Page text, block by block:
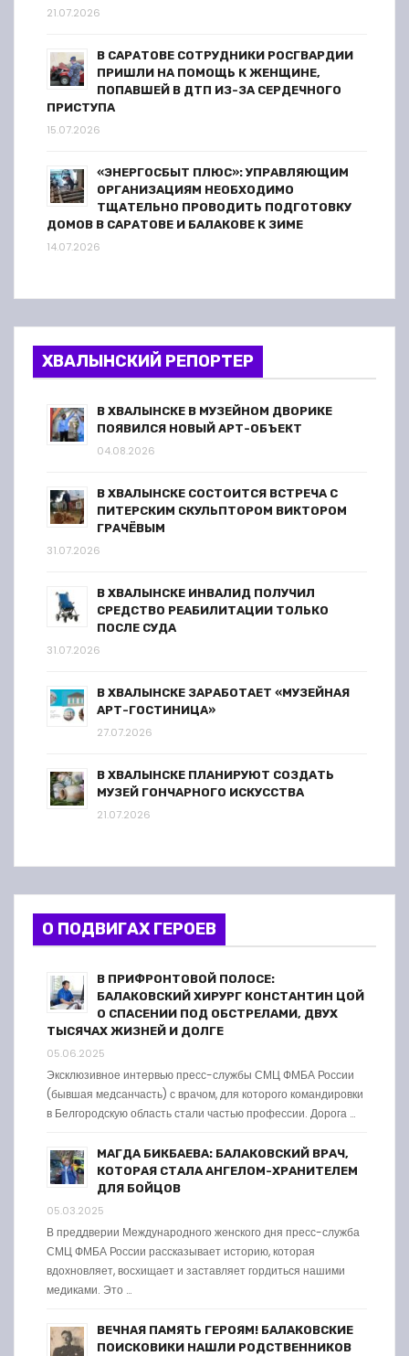
21.07.2026
В САРАТОВЕ СОТРУДНИКИ РОСГВАРДИИ
ПРИШЛИ НА ПОМОЩЬ К ЖЕНЩИНЕ,
ПОПАВШЕЙ В ДТП ИЗ-ЗА СЕРДЕЧНОГО
ПРИСТУПА
15.07.2026
«ЭНЕРГОСБЫТ ПЛЮС»: УПРАВЛЯЮЩИМ
ОРГАНИЗАЦИЯМ НЕОБХОДИМО
ТЩАТЕЛЬНО ПРОВОДИТЬ ПОДГОТОВКУ
ДОМОВ В САРАТОВЕ И БАЛАКОВЕ К ЗИМЕ
14.07.2026
ХВАЛЫНСКИЙ РЕПОРТЕР
В ХВАЛЫНСКЕ В МУЗЕЙНОМ ДВОРИКЕ
ПОЯВИЛСЯ НОВЫЙ АРТ-ОБЪЕКТ
04.08.2026
В ХВАЛЫНСКЕ СОСТОИТСЯ ВСТРЕЧА С
ПИТЕРСКИМ СКУЛЬПТОРОМ ВИКТОРОМ
ГРАЧЁВЫМ
31.07.2026
В ХВАЛЫНСКЕ ИНВАЛИД ПОЛУЧИЛ
СРЕДСТВО РЕАБИЛИТАЦИИ ТОЛЬКО
ПОСЛЕ СУДА
31.07.2026
В ХВАЛЫНСКЕ ЗАРАБОТАЕТ «МУЗЕЙНАЯ
АРТ-ГОСТИНИЦА»
27.07.2026
В ХВАЛЫНСКЕ ПЛАНИРУЮТ СОЗДАТЬ
МУЗЕЙ ГОНЧАРНОГО ИСКУССТВА
21.07.2026
О ПОДВИГАХ ГЕРОЕВ
В ПРИФРОНТОВОЙ ПОЛОСЕ:
БАЛАКОВСКИЙ ХИРУРГ КОНСТАНТИН ЦОЙ
О СПАСЕНИИ ПОД ОБСТРЕЛАМИ, ДВУХ
ТЫСЯЧАХ ЖИЗНЕЙ И ДОЛГЕ
05.06.2025
Эксклюзивное интервью пресс-службы СМЦ ФМБА России
(бывшая медсанчасть) с врачом, для которого командировки
в Белгородскую область стали частью профессии. Дорога …
МАГДА БИКБАЕВА: БАЛАКОВСКИЙ ВРАЧ,
КОТОРАЯ СТАЛА АНГЕЛОМ-ХРАНИТЕЛЕМ
ДЛЯ БОЙЦОВ
05.03.2025
В преддверии Международного женского дня пресс-служба
СМЦ ФМБА России рассказывает историю, которая
вдохновляет, восхищает и заставляет гордиться нашими
медиками. Это …
ВЕЧНАЯ ПАМЯТЬ ГЕРОЯМ! БАЛАКОВСКИЕ
ПОИСКОВИКИ НАШЛИ РОДСТВЕННИКОВ